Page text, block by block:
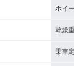
ホイ
乾燥
乗車